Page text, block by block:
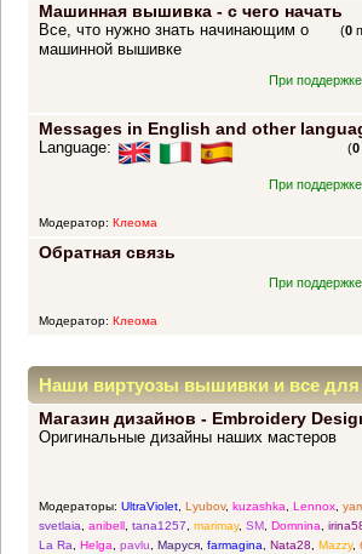
Машинная вышивка - с чего начать
(0
Все, что нужно знать начинающим о
машинной вышивке
При
Messages in English and other
(0
Language:
При
Модератор: Клеома
Обратная связь
При
Модератор: Клеома
Наши виртуозы вышивки и все
прекрасных идей
Магазин дизайнов - Embroidery
Оригинальные дизайны наших мастеров
Модераторы: UltraViolet, Lyubov, kuzashka, Lennox,
svetlaia, anibell, tana1257, marimay, SM, Domnina,
La Ra, Helga, pavlu, Маруся, farmagina, Nata28, Mazzy,